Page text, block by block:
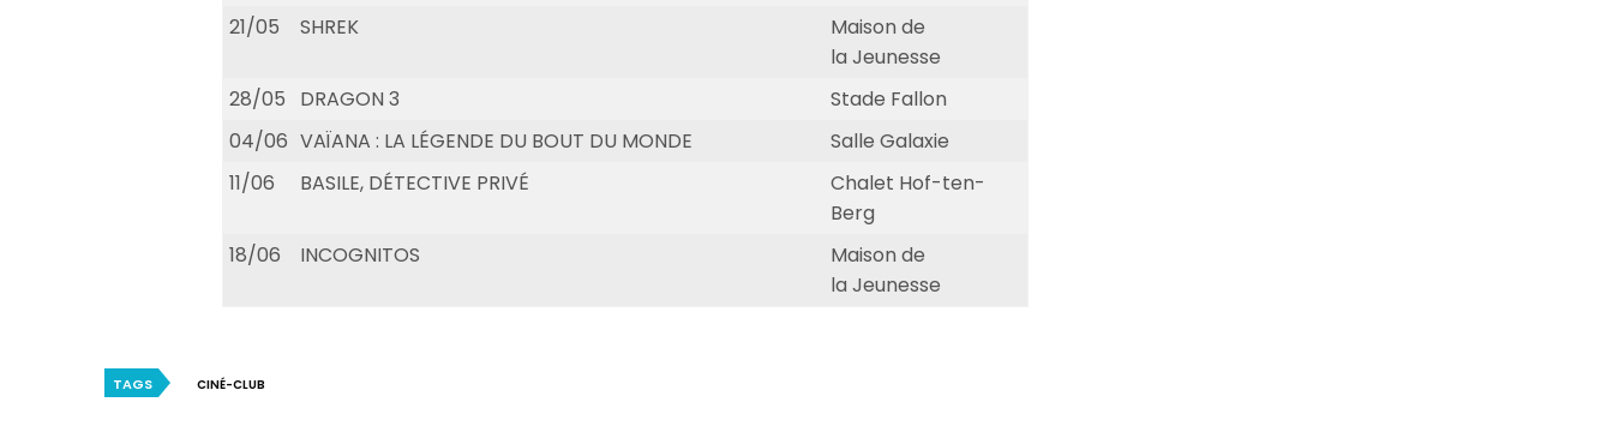
21/05
SHREK
Maison de
la Jeunesse
28/05
DRAGON 3
Stade Fallon
04/06 VAÏANA : LA LÉGENDE DU BOUT DU MONDE
Salle Galaxie
11/06
BASILE, DÉTECTIVE PRIVÉ
Chalet Hof-ten-
Berg
18/06
INCOGNITOS
Maison de
la Jeunesse
TAGS CINÉ-CLUB